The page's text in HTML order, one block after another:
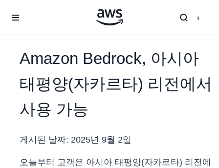
Amazon Bedrock, 아시아
태평양(자카르타) 리전에서
사용 가능
게시된 날짜: 2025년 9월 2일
오늘부터 고객은 아시아 태평양(자카르타) 리전에